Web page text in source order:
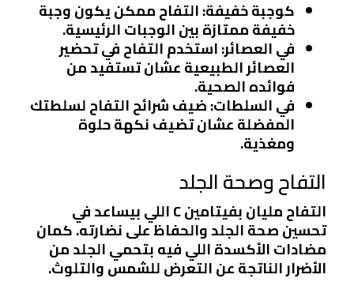
كوجبة خفيفة: التفاح ممكن يكون وجبة
خفيفة ممتازة بين الوجبات الرئيسية.
في العصائر: استخدم التفاح في تحضير
العصائر الطبيعية عشان تستفيد من
فوائده الصحية.
في السلطات: ضيف شرائح التفاح لسلطتك
المفضلة عشان تضيف نكهة حلوة
ومغذية.
التفاح وصحة الجلد
التفاح مليان بفيتامين C اللي بيساعد في
تحسين صحة الجلد والحفاظ على نضارته. كمان
مضادات الأكسدة اللي فيه بتحمي الجلد من
الأضرار الناتجة عن التعرض للشمس والتلوث.